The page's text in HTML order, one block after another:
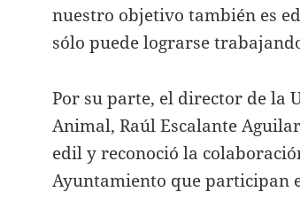
nuestro objetivo también es
sólo puede lograrse
Por su parte, el director de la
Animal, Raúl Escalante
edil y reconoció la
Ayuntamiento que participan